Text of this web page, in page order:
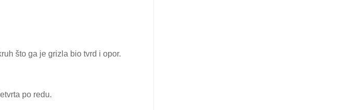
što ga je grizla bio tvrd i opor.
po redu.